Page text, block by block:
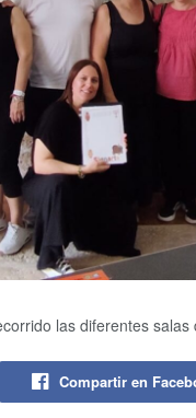
las diferentes
Compartir en